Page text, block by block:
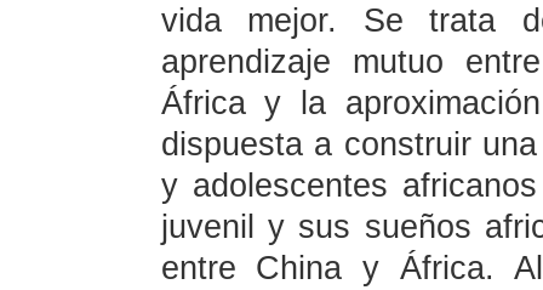
vida mejor. Se trata
aprendizaje mutuo
África y la
dispuesta a construir
y adolescentes
juvenil y sus sueños
entre China y África.